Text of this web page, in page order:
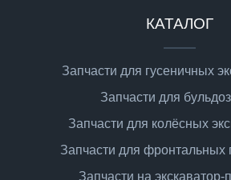
КАТАЛОГ
Запчасти для гусеничных
Запчасти для
Запчасти для колёсных
Запчасти для фронтальных
Запчасти на экскаватор-